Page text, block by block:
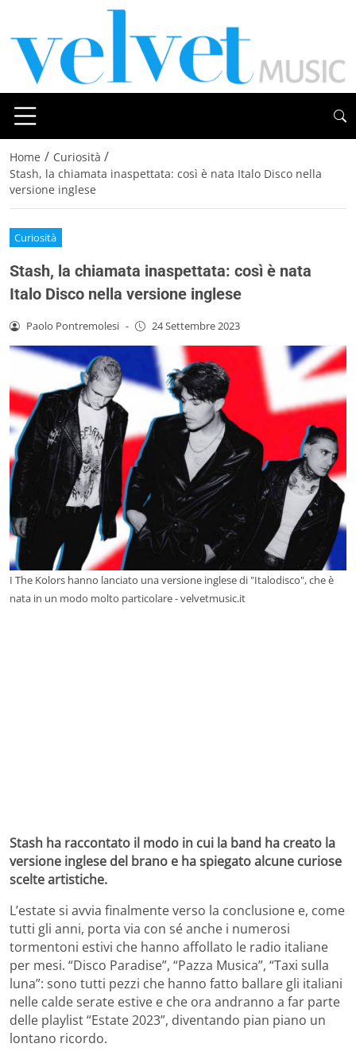
Home / Curiosità /
Stash, la chiamata inaspettata: così è nata Italo Disco nella
versione inglese
Curiosità
Stash, la chiamata inaspettata: così è nata
Italo Disco nella versione inglese
Paolo Pontremolesi - 24 Settembre 2023
I The Kolors hanno lanciato una versione inglese di "Italodisco", che è
nata in un modo molto particolare - velvetmusic.it
Stash ha raccontato il modo in cui la band ha creato la
versione inglese del brano e ha spiegato alcune curiose
scelte artistiche.
L’estate si avvia finalmente verso la conclusione e, come
tutti gli anni, porta via con sé anche i numerosi
tormentoni estivi che hanno affollato le radio italiane
per mesi. “Disco Paradise”, “Pazza Musica”, “Taxi sulla
luna”: sono tutti pezzi che hanno fatto ballare gli italiani
nelle calde serate estive e che ora andranno a far parte
delle playlist “Estate 2023”, diventando pian piano un
lontano ricordo.